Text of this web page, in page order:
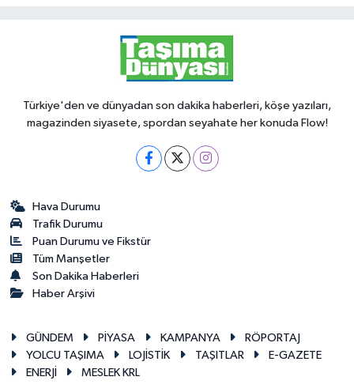
Türkiye'den ve dünyadan son dakika haberleri, köşe yazıları,
magazinden siyasete, spordan seyahate her konuda Flow!
Hava Durumu
Trafik Durumu
Puan Durumu ve Fikstür
Tüm Manşetler
Son Dakika Haberleri
Haber Arşivi
GÜNDEM PİYASA KAMPANYA
RÖPORTAJ
YOLCU TAŞIMA
LOJİSTİK TAŞITLAR
E-GAZETE
ENERJİ
MESLEK KRL